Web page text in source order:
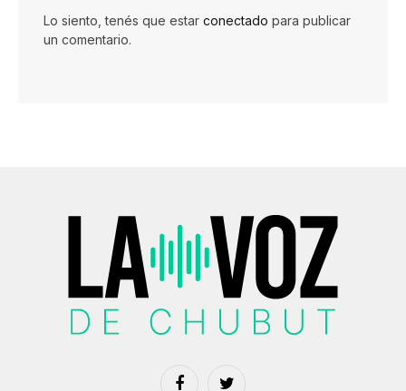
Lo siento, tenés que estar conectado para publicar
un comentario.